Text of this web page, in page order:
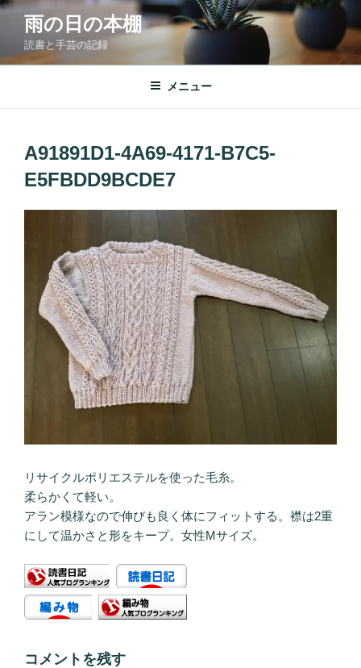
コ
ン
へ
雨の日の本棚
読書と手芸の記録
メニュー
A91891D1-4A69-4171-B7C5-
E5FBDD9BCDE7
リサイクルポリエステルを使った毛糸。
柔らかくて軽い。
アラン模様なので伸びも良く体にフィットする。襟は2重
にして温かさと形をキープ。女性Mサイズ。
コメントを残す